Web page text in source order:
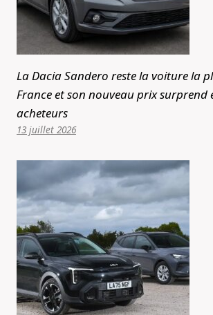
La Dacia Sandero reste la voiture la
France et son nouveau prix surprend
acheteurs
13 juillet 2026